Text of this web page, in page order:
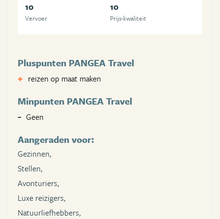
10
Vervoer
10
Prijs-kwaliteit
Pluspunten PANGEA Travel
reizen op maat maken
Minpunten PANGEA Travel
Geen
Aangeraden voor:
Gezinnen,
Stellen,
Avonturiers,
Luxe reizigers,
Natuurliefhebbers,